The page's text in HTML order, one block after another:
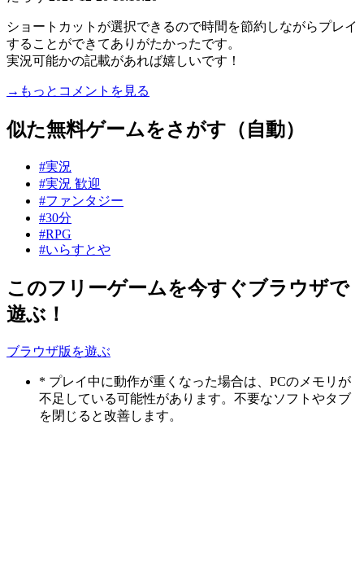
ショートカットが選択できるので時間を節約しながらプレイ
することができてありがたかったです。
実況可能かの記載があれば嬉しいです！
→もっとコメントを見る
似た無料ゲームをさがす（自動）
#実況
#実況 歓迎
#ファンタジー
#30分
#RPG
#いらすとや
このフリーゲームを今すぐブラウザで
遊ぶ！
ブラウザ版を遊ぶ
* プレイ中に動作が重くなった場合は、PCのメモリが
不足している可能性があります。不要なソフトやタブ
を閉じると改善します。